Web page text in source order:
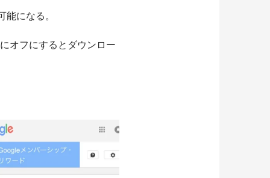
になる。
オフにするとダウンロー